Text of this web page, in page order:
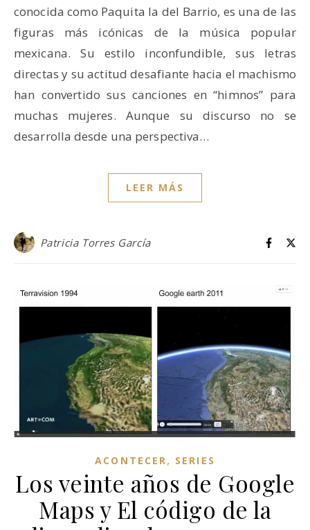
conocida como Paquita la del Barrio, es una de las
figuras más icónicas de la música popular
mexicana. Su estilo inconfundible, sus letras
directas y su actitud desafiante hacia el machismo
han convertido sus canciones en “himnos” para
muchas mujeres. Aunque su discurso no se
desarrolla desde una perspectiva…
LEER MÁS
Patricia Torres García
ACONTECER, SERIES
Los veinte años de Google
Maps y El código de la